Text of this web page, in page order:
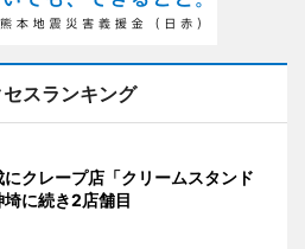
スランキング
クレープ店「クリームスタンド
に続き2店舗目